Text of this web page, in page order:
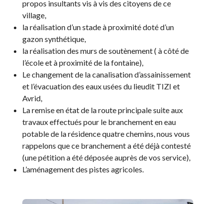
propos insultants vis à vis des citoyens de ce
village,
la réalisation d’un stade à proximité doté d’un
gazon synthétique,
la réalisation des murs de soutènement ( à côté de
l’école et à proximité de la fontaine),
Le changement de la canalisation d’assainissement
et l’évacuation des eaux usées du lieudit TIZI et
Avrid,
La remise en état de la route principale suite aux
travaux effectués pour le branchement en eau
potable de la résidence quatre chemins, nous vous
rappelons que ce branchement a été déjà contesté
(une pétition a été déposée auprès de vos service),
L’aménagement des pistes agricoles.